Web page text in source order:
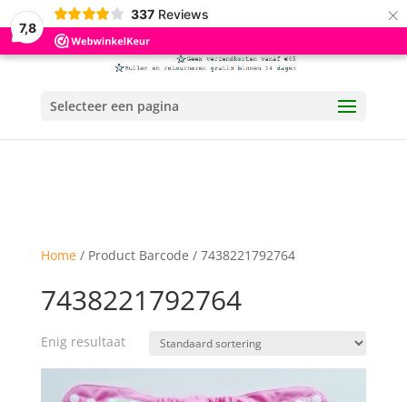
7,8
337 Reviews ×
Selecteer een pagina
Home/ Product Barcode / 7438221792764
7438221792764
Enig resultaat